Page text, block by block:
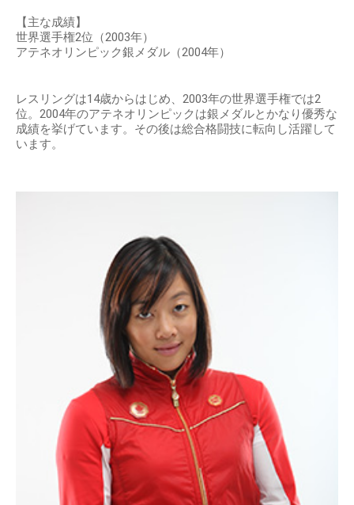
【主な成績】
世界選手権2位（2003年）
アテネオリンピック銀メダル（2004年）
レスリングは14歳からはじめ、2003年の世界選手権では2
位。2004年のアテネオリンピックは銀メダルとかなり優秀な
成績を挙げています。その後は総合格闘技に転向し活躍して
います。